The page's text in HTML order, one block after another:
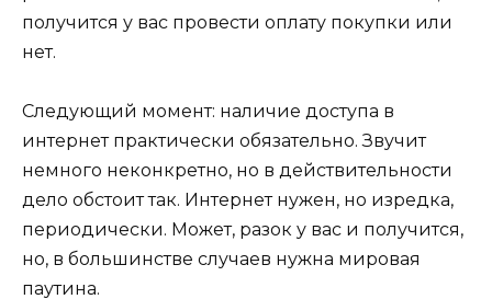
получится у вас провести оплату покупки или
нет.
Следующий момент: наличие доступа в
интернет практически обязательно. Звучит
немного неконкретно, но в действительности
дело обстоит так. Интернет нужен, но изредка,
периодически. Может, разок у вас и получится,
но, в большинстве случаев нужна мировая
паутина.